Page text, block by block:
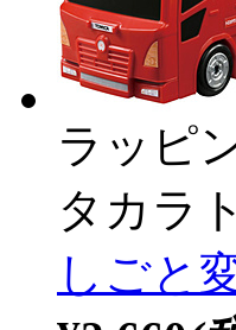
ラッピ
タカラ
しごと